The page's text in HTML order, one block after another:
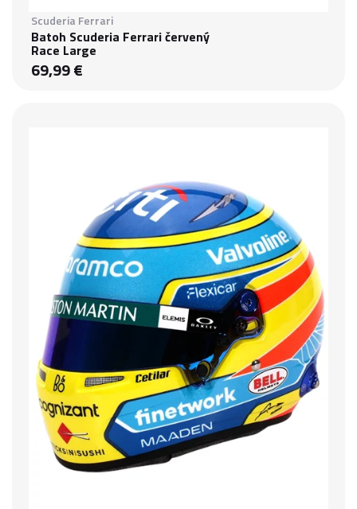
Scuderia Ferrari
Batoh Scuderia Ferrari červený
Race Large
69,99 €